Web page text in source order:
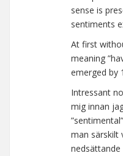
sense is
sentiments
At first
meaning
emerged by
Intressant
mig innan
man särskilt